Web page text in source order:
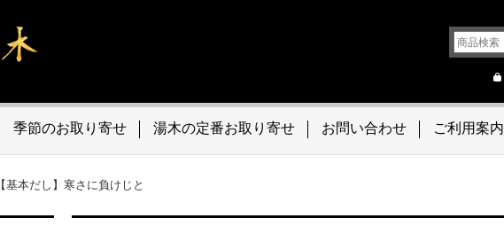
季節のお取り寄せ 湯木の定番お取り寄せ お問い合わせ ご利用案内
【基本だし】寒さに負けじと